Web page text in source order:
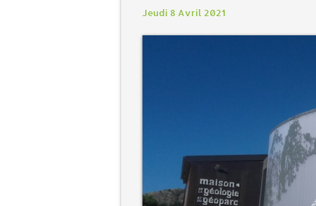
Jeudi 8 Avril 2021